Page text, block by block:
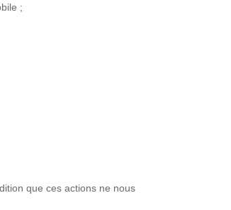
;
que ces actions ne nous